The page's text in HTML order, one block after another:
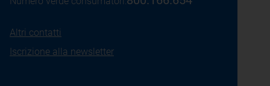
Altri contatti
Iscrizione alla newsletter